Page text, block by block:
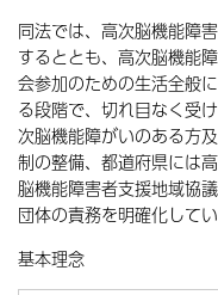
同法では、高次脳機能障
するととも、高次脳機能
会参加のための生活全般
る段階で、切れ目なく受
次脳機能障がいのある方
制の整備、都道府県には
脳機能障害者支援地域協
団体の責務を明確化してい
基本理念